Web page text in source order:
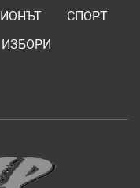
СПОРТ
ИЗБОРИ